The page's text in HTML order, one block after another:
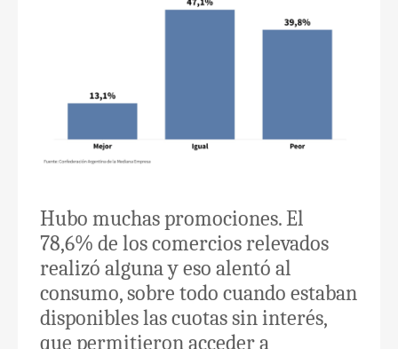
Hubo muchas promociones. El
78,6% de los comercios relevados
realizó alguna y eso alentó al
consumo, sobre todo cuando estaban
disponibles las cuotas sin interés,
que permitieron acceder a